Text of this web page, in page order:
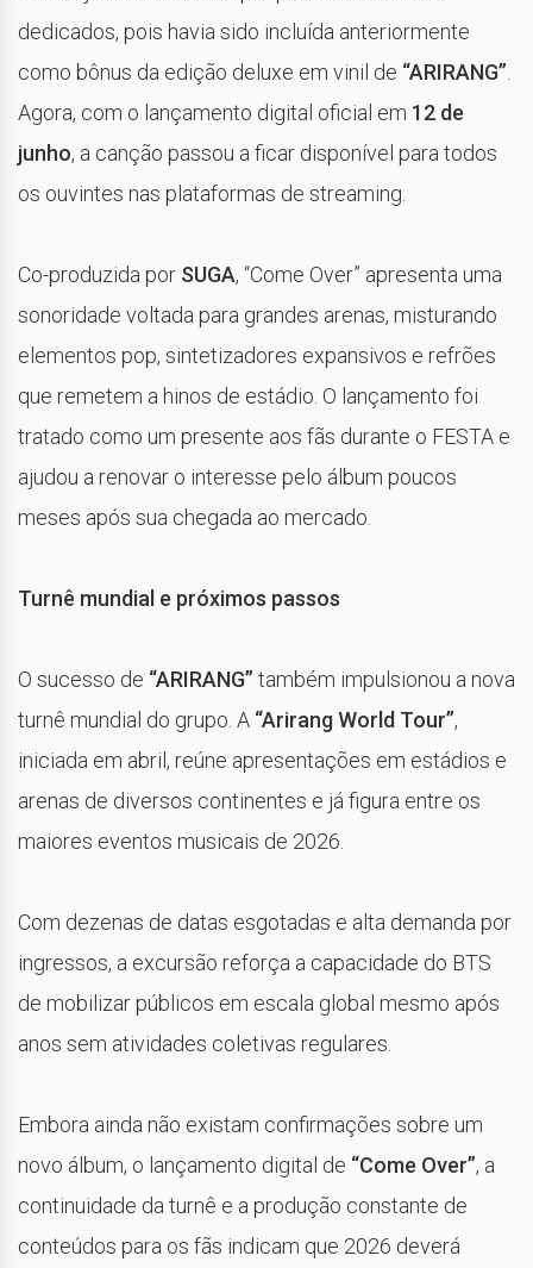
dedicados, pois havia sido incluída anteriormente
como bônus da edição deluxe em vinil de “ARIRANG”.
Agora, com o lançamento digital oficial em 12 de
junho, a canção passou a ficar disponível para todos
os ouvintes nas plataformas de streaming.
Co-produzida por SUGA, “Come Over” apresenta uma
sonoridade voltada para grandes arenas, misturando
elementos pop, sintetizadores expansivos e refrões
que remetem a hinos de estádio. O lançamento foi
tratado como um presente aos fãs durante o FESTA e
ajudou a renovar o interesse pelo álbum poucos
meses após sua chegada ao mercado.
Turnê mundial e próximos passos
O sucesso de “ARIRANG” também impulsionou a nova
turnê mundial do grupo. A “Arirang World Tour”,
iniciada em abril, reúne apresentações em estádios e
arenas de diversos continentes e já figura entre os
maiores eventos musicais de 2026.
Com dezenas de datas esgotadas e alta demanda por
ingressos, a excursão reforça a capacidade do BTS
de mobilizar públicos em escala global mesmo após
anos sem atividades coletivas regulares.
Embora ainda não existam confirmações sobre um
novo álbum, o lançamento digital de “Come Over”, a
continuidade da turnê e a produção constante de
conteúdos para os fãs indicam que 2026 deverá